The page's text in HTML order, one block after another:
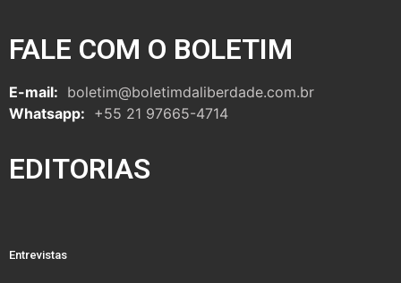
FALE COM O BOLETIM
E-mail: boletim@boletimdaliberdade.com.br
Whatsapp: +55 21 97665-4714
EDITORIAS
Entrevistas